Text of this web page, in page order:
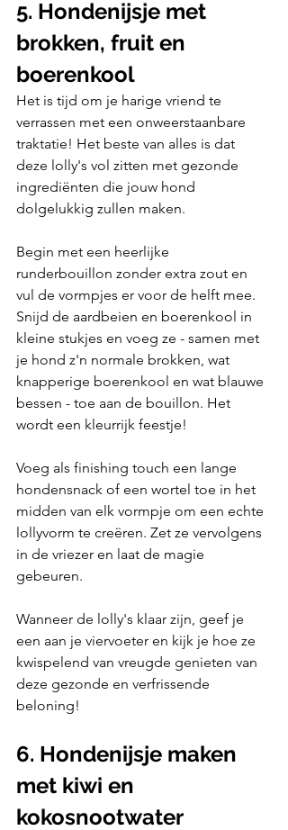
5. Hondenijsje met
brokken, fruit en
boerenkool
Het is tijd om je harige vriend te
verrassen met een onweerstaanbare
traktatie! Het beste van alles is dat
deze lolly's vol zitten met gezonde
ingrediënten die jouw hond
dolgelukkig zullen maken.
Begin met een heerlijke
runderbouillon zonder extra zout en
vul de vormpjes er voor de helft mee.
Snijd de aardbeien en boerenkool in
kleine stukjes en voeg ze - samen met
je hond z'n normale brokken, wat
knapperige boerenkool en wat blauwe
bessen - toe aan de bouillon. Het
wordt een kleurrijk feestje!
Voeg als finishing touch een lange
hondensnack of een wortel toe in het
midden van elk vormpje om een echte
lollyvorm te creëren. Zet ze vervolgens
in de vriezer en laat de magie
gebeuren.
Wanneer de lolly's klaar zijn, geef je
een aan je viervoeter en kijk je hoe ze
kwispelend van vreugde genieten van
deze gezonde en verfrissende
beloning!
6. Hondenijsje maken
met kiwi en
kokosnootwater